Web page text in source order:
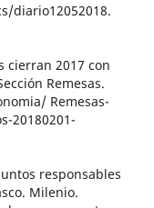
diario12052018.
cierran 2017 con
Remesas.
Remesas-
20180201-
responsables
Milenio.